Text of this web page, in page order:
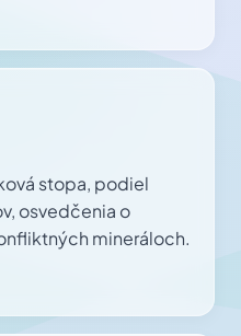
stopa, podiel
osvedčenia o
mineráloch.